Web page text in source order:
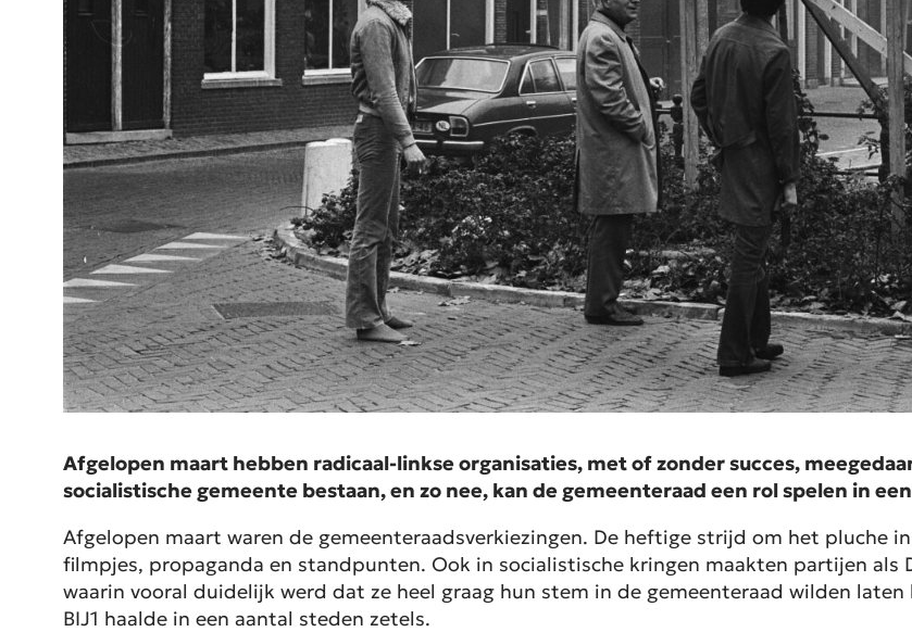
Afgelopen maart hebben radicaal-linkse organisaties, met of zonder succes,
socialistische gemeente bestaan, en zo nee, kan de gemeenteraad een rol spelen in
Afgelopen maart waren de gemeenteraadsverkiezingen. De heftige strijd om het pluche
filmpjes, propaganda en standpunten. Ook in socialistische kringen maakten partijen als
waarin vooral duidelijk werd dat ze heel graag hun stem in de gemeenteraad wilden laten
BIJ1 haalde in een aantal steden zetels.